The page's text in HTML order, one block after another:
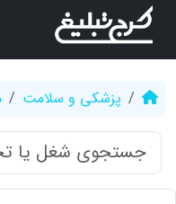
پزشکی و سلامت